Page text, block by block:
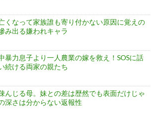
くなって家族誰も寄り付かない原因に覚えの
み出る嫌われキャラ
暴力息子より一人農業の嫁を救え！SOSに話
続ける両家の親たち
んじる母。妹との差は歴然でも表面だけじゃ
深さは分からない返報性